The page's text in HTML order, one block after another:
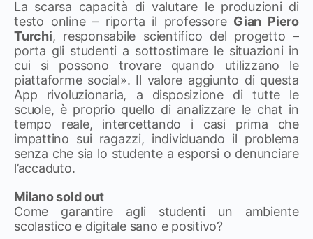
La scarsa capacità di valutare le produzioni di
testo online – riporta il professore Gian Piero
Turchi, responsabile scientifico del progetto –
porta gli studenti a sottostimare le situazioni in
cui si possono trovare quando utilizzano le
piattaforme social». Il valore aggiunto di questa
App rivoluzionaria, a disposizione di tutte le
scuole, è proprio quello di analizzare le chat in
tempo reale, intercettando i casi prima che
impattino sui ragazzi, individuando il problema
senza che sia lo studente a esporsi o denunciare
l’accaduto.
Milano sold out
Come garantire agli studenti un ambiente
scolastico e digitale sano e positivo?